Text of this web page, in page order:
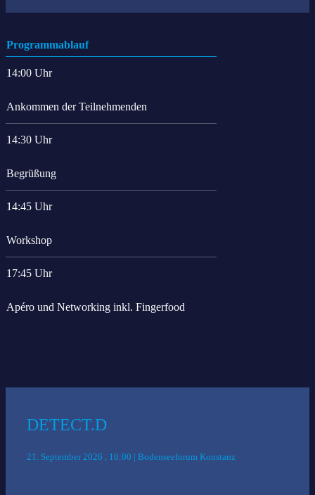
Programmablauf
14:00 Uhr
Ankommen der Teilnehmenden
14:30 Uhr
Begrüßung
14:45 Uhr
Workshop
17:45 Uhr
Apéro und Networking inkl. Fingerfood
DETECT.D
21. September 2026 , 10:00 | Bodenseeforum Konstanz